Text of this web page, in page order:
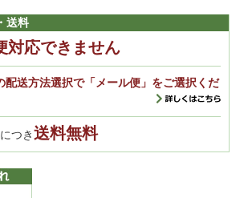
送料
対応できません
送方法選択で「メール便」をご選択くだ
つき送料無料